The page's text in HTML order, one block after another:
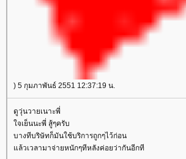
) 5 กุมภาพันธ์ 2551 12:37:19 น.
ดูวุ่นวายเนาะพี่
จเย็นนะพี่ สู้ๆครับ
บางทีบริษัทก็มันใช้บริการถูกๆไว้ก่อน
ล้วเวลามาจ่ายหนักๆทีหลังค่อยว่ากันอีกที